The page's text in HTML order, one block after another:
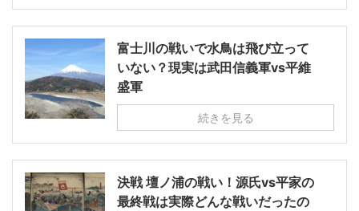
富士川の戦いで水鳥は飛び立って
いない？現実は武田信義軍vs平維
盛軍
続きを見る
決戦 壇ノ浦の戦い！源氏vs平家の
最終戦は実際どんな戦いだったの